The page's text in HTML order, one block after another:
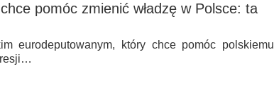
pomóc zmienić władzę w Polsce: ta
eurodeputowanym, który chce pomóc polskiemu